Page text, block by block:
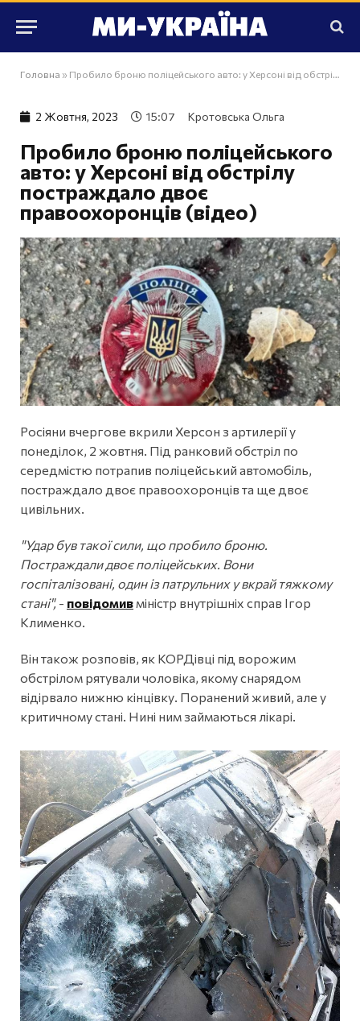
Головна » Пробило броню поліцейського авто: у Херсоні від обстрілу постраждало двоє правоохоронців (відео)
2 Жовтня, 2023 15:07 Кротовська Ольга
Пробило броню поліцейського
авто: у Херсоні від обстрілу
постраждало двоє
правоохоронців (відео)
Росіяни вчергове вкрили Херсон з артилерії у
понеділок, 2 жовтня. Під ранковий обстріл по
середмістю потрапив поліцейський автомобіль,
постраждало двоє правоохоронців та ще двоє
цивільних.
"Удар був такої сили, що пробило броню.
Постраждали двоє поліцейських. Вони
госпіталізовані, один із патрульних у вкрай тяжкому
стані", - повідомив міністр внутрішніх справ Ігор
Клименко.
Він також розповів, як КОРДівці під ворожим
обстрілом рятували чоловіка, якому снарядом
відірвало нижню кінцівку. Поранений живий, але у
критичному стані. Нині ним займаються лікарі.